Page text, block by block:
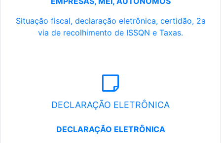
Situação fiscal, declaração eletrônica, certidão, 2a
via de recolhimento de ISSQN e Taxas.
DECLARAÇÃO ELETRÔNICA
DECLARAÇÃO ELETRÔNICA